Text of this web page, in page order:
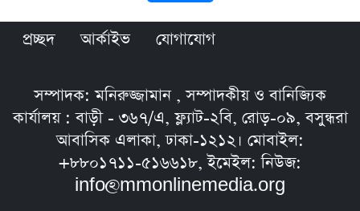
প্রচ্ছদ আর্কাইভ যোগাযোগ
সম্পাদক: মনিরুজ্জামান , সম্পাদকীয় ও বানিজ্যিক
কার্যালয় : বাড়ী - ৩৬৭/এ, ফ্ল্যাট-২বি, রোড়-০৯, বসুন্ধরা
আবাসিক এলাকা, ঢাকা-১২১২। মোবাইল:
+৮৮০১৭১১-৫১৬৬১৮, ইমেইল: নিউজ:
info@mmonlinemedia.org